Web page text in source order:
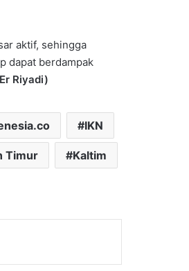
aktif, sehingga
dapat berdampak
Riyadi)
IKN
Timur Kaltim